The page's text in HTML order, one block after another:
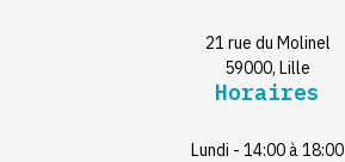
21 rue du Molinel
59000, Lille
Horaires
Lundi - 14:00 à 18:00